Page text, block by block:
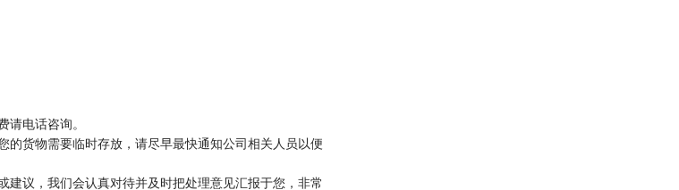
电话咨询。
货物需要临时存放，请尽早最快通知公司相关人员以便
议，我们会认真对待并及时把处理意见汇报于您，非常